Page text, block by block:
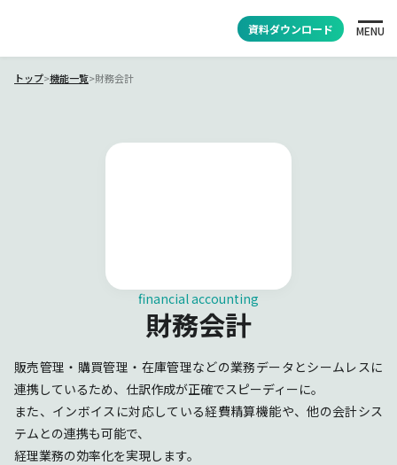
資料ダウンロード MENU
トップ>機能一覧>財務会計
financial accounting
財務会計
販売管理・購買管理・在庫管理などの業務データとシームレスに
連携しているため、仕訳作成が正確でスピーディーに。
また、インボイスに対応している経費精算機能や、他の会計シス
テムとの連携も可能で、
経理業務の効率化を実現します。